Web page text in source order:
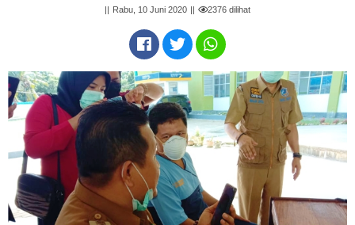
Rabu, 10 Juni 2020 2376 dilihat